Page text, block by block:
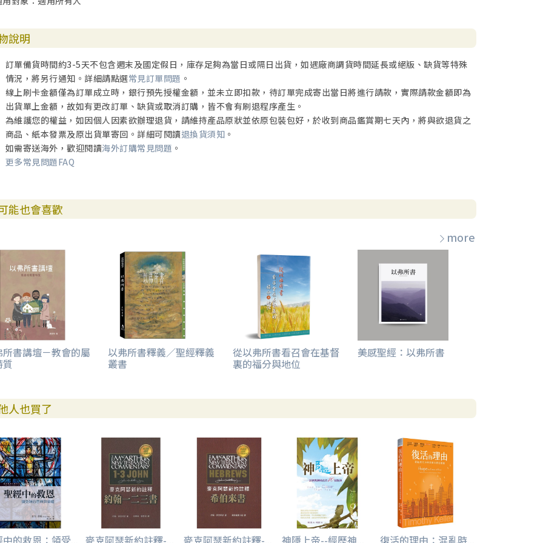
說明
訂單備貨時間約3-5天不包含週末及國定假日，庫存足夠為當日或隔日出貨，如遇廠商調貨時間延長或絕版、缺貨等特殊
情況，將另行通知。詳細請點選常見訂單問題 。
線上刷卡金額僅為訂單成立時，銀行預先授權金額，並未立即扣款，待訂單完成寄出當日將進行請款，實際請款金額即為
出貨單上金額，故如有更改訂單、缺貨或取消訂購，皆不會有刷退程序產生。
為維護您的權益，如因個人因素欲辦理退貨，請維持產品原狀並依原包裝包好，於收到商品鑑賞期七天內，將與欲退貨之
商品、紙本發票及原出貨單寄回。詳細可閱讀退換貨須知 。
如需寄送海外，歡迎閱讀海外訂購常見問題 。
更多常見問題FAQ
能也會喜歡
more
所書講壇－教會的屬
質
以弗所書釋義／聖經釋義
叢書
從以弗所書看召會在基督
裏的福分與地位
美感聖經：以弗所書
人也買了
的救恩：領受... 麥克阿瑟新約註釋-... 麥克阿瑟新約註釋-... 神隱上帝--經歷神... 復活的理由：混亂時...